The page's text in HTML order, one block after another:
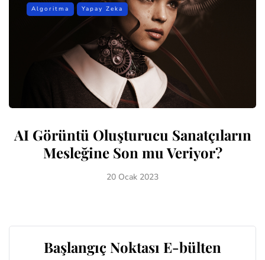
Algoritma Yapay Zeka
AI Görüntü Oluşturucu Sanatçıların
Mesleğine Son mu Veriyor?
20 Ocak 2023
Başlangıç Noktası E-bülten